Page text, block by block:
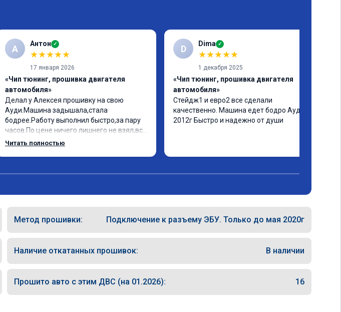
А Антон ✓
★★★★★
17 января 2026
«Чип тюнинг, прошивка двигателя
автомобиля»
Делал у Алексея прошивку на свою
Ауди.Машина задышала,стала
бодрее.Работу выполнил быстро,за пару
часов.По цене ничего лишнего не взял,всё
как договаривались заранее.После
Читать полностью
D Dima ✓
★★★★★
1 декабря 2025
«Чип тюнинг, прошивка двигателя
автомобиля»
Стейдж1 и евро2 все сделали
качественно. Машина едет бодро Ауди а4
2012г Быстро и надежно от души
Метод прошивки: Подключение к разъему ЭБУ. Только до мая 2020г
Наличие откатанных прошивок: В наличии
Прошито авто с этим ДВС (на 01.2026): 16